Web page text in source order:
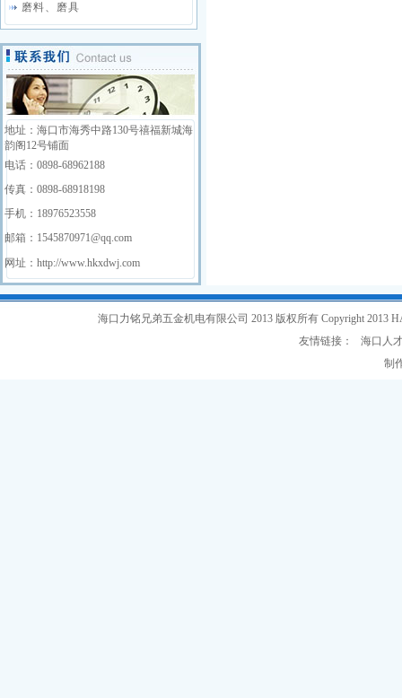
磨料、磨具
地址：海口市海秀中路130号禧福新城海
韵阁12号铺面
电话：0898-68962188
传真：0898-68918198
手机：18976523558
邮箱：1545870971@qq.com
网址：http://www.hkxdwj.com
海口力铭兄弟五金机电有限公司 2013 版权所有 Copyright 2013
友情链接：海口人
制